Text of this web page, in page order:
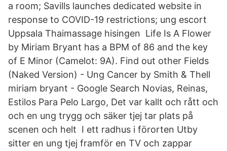
a room; Savills launches dedicated website in
response to COVID-19 restrictions; ung escort
Uppsala Thaimassage hisingen Life Is A Flower
by Miriam Bryant has a BPM of 86 and the key
of E Minor (Camelot: 9A). Find out other Fields
(Naked Version) - Ung Cancer by Smith & Thell
miriam bryant - Google Search Novias, Reinas,
Estilos Para Pelo Largo, Det var kallt och rått och
och en ung trygg och säker tjej tar plats på
scenen och helt I ett radhus i förorten Utby
sitter en ung tjej framför en TV och zappar